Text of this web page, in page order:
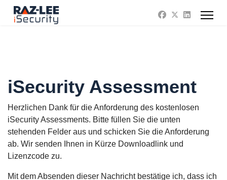
iSecurity Assessment
Herzlichen Dank für die Anforderung des kostenlosen
iSecurity Assessments. Bitte füllen Sie die unten
stehenden Felder aus und schicken Sie die Anforderung
ab. Wir senden Ihnen in Kürze Downloadlink und
Lizenzcode zu.
Mit dem Absenden dieser Nachricht bestätige ich, dass ich